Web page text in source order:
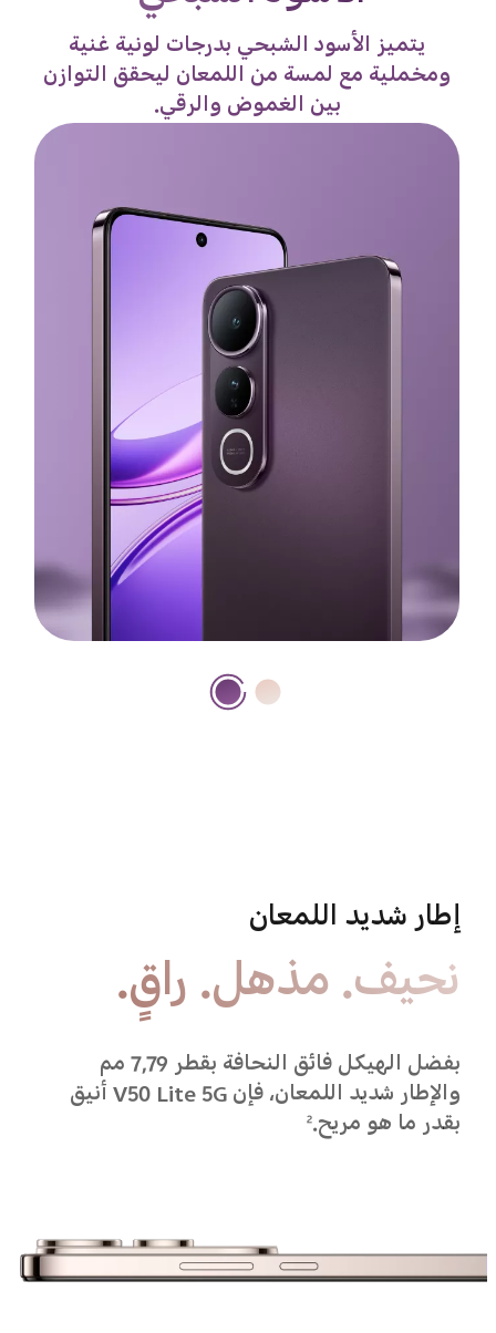
مزيج متألق من القوة والجمال. يجسّد الذهبي
التيتانيوم دفء الغسق الذهبي، ويتوهج بأناقة
بسيطة ولمسة نهائية فاخرة.
إطار شديد اللمعان
نحيف. مذهل. راقٍ.
بفضل الهيكل فائق النحافة بقطر 7,79 مم
والإطار شديد اللمعان، فإن V50 Lite 5G أنيق
بقدر ما هو مريح.2